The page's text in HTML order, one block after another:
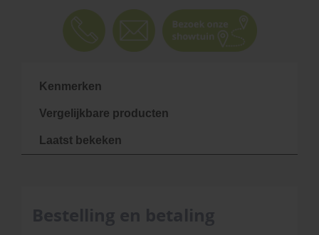
Kenmerken
Vergelijkbare producten
Laatst bekeken